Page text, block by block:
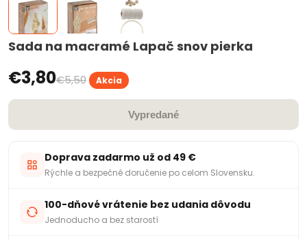
Sada na macramé Lapač snov pierka
€3,80€5,50 Akcia
Vypredané
Doprava zadarmo už od 49 €
Rýchle a bezpečné doručenie po celom Slovensku.
100-dňové vrátenie bez udania dôvodu
Jednoducho a bez starostí